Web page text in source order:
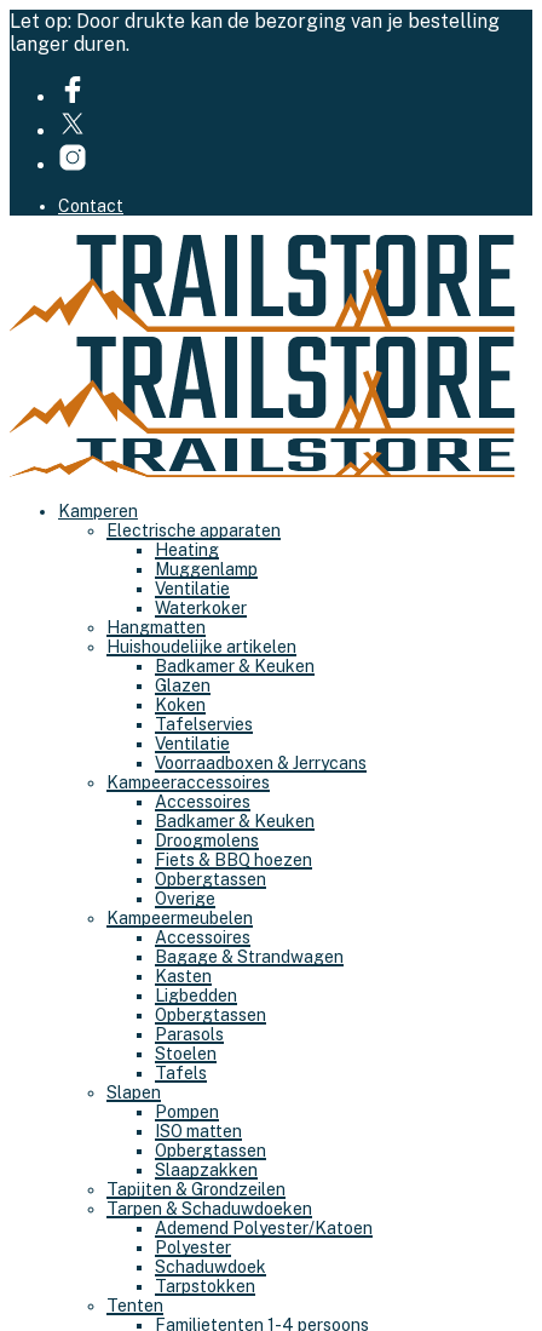
Let op: Door drukte kan de bezorging van je bestelling
langer duren.
Contact
Kamperen
Electrische apparaten
Heating
Muggenlamp
Ventilatie
Waterkoker
Hangmatten
Huishoudelijke artikelen
Badkamer & Keuken
Glazen
Koken
Tafelservies
Ventilatie
Voorraadboxen & Jerrycans
Kampeeraccessoires
Accessoires
Badkamer & Keuken
Droogmolens
Fiets & BBQ hoezen
Opbergtassen
Overige
Kampeermeubelen
Accessoires
Bagage & Strandwagen
Kasten
Ligbedden
Opbergtassen
Parasols
Stoelen
Tafels
Slapen
Pompen
ISO matten
Opbergtassen
Slaapzakken
Tapijten & Grondzeilen
Tarpen & Schaduwdoeken
Ademend Polyester/Katoen
Polyester
Schaduwdoek
Tarpstokken
Tenten
Familietenten 1-4 persoons